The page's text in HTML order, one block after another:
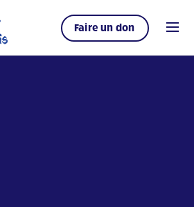
Faire un don